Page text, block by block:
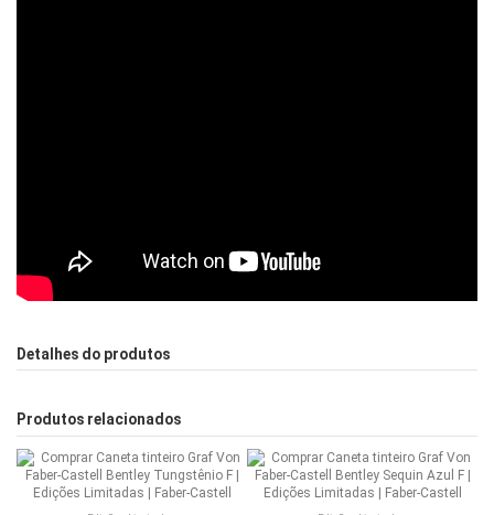
Detalhes do produtos
Produtos relacionados